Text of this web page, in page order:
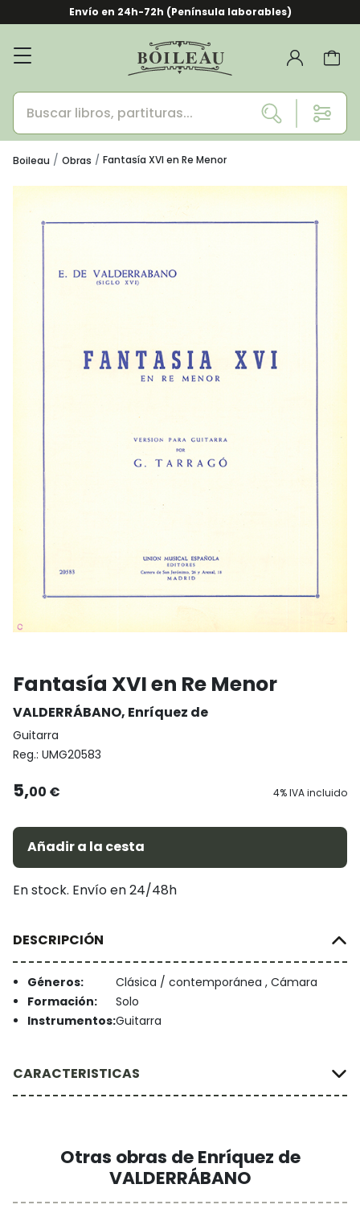
Envío en 24h-72h (Península laborables)
Boileau Obras Fantasía XVI en Re Menor
Fantasía XVI en Re Menor
VALDERRÁBANO, Enríquez de
Guitarra
Reg.: UMG20583
5,00 € 4% IVA incluido
Añadir a la cesta
En stock. Envío en 24/48h
DESCRIPCIÓN
Géneros:
Clásica / contemporánea , Cámara
Formación:
Solo
Instrumentos:Guitarra
CARACTERISTICAS
Otras obras de Enríquez de
VALDERRÁBANO